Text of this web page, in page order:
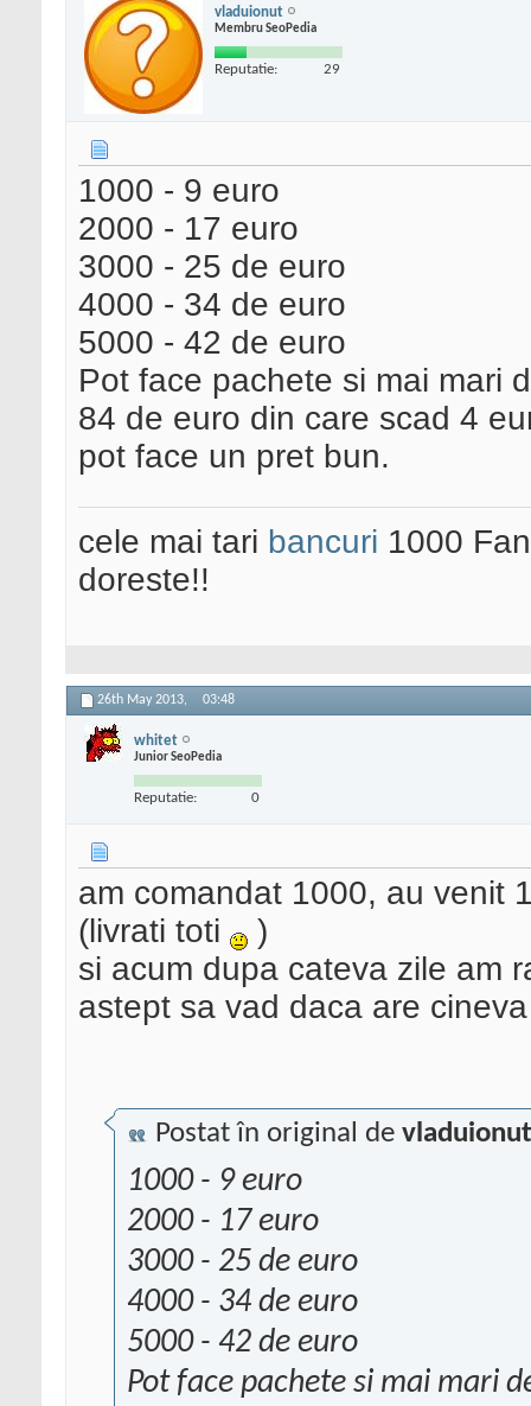
vladuionut
Membru SeoPedia
Reputatie: 29
1000 - 9 euro
2000 - 17 euro
3000 - 25 de euro
4000 - 34 de euro
5000 - 42 de euro
Pot face pachete si mai mari
84 de euro din care scad 4
pot face un pret bun.
cele mai tari bancuri 1000
doreste!!
26th May 2013, 03:48
whitet
Junior SeoPedia
Reputatie: 0
am comandat 1000, au venit
(livrati toti
)
si acum dupa cateva zile am
astept sa vad daca are
Postat în original de vladuionut
1000 - 9 euro
2000 - 17 euro
3000 - 25 de euro
4000 - 34 de euro
5000 - 42 de euro
Pot face pachete si mai mari